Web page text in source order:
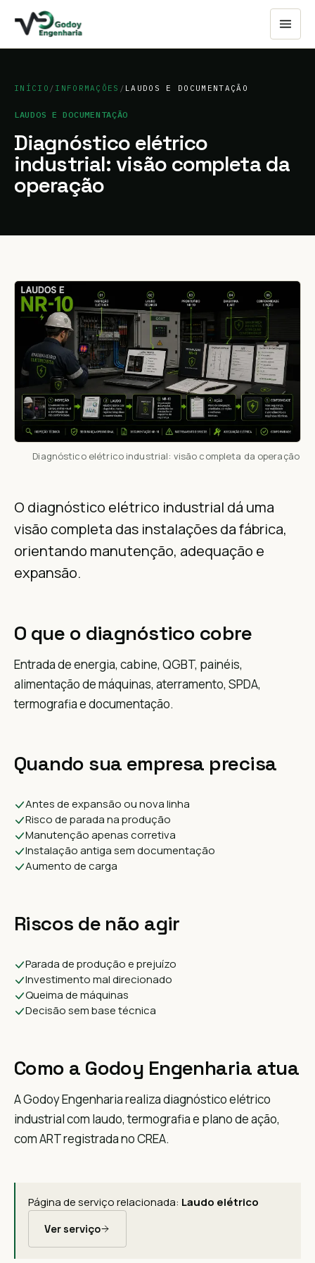
INÍCIO / INFORMAÇÕES / LAUDOS E DOCUMENTAÇÃO
LAUDOS E DOCUMENTAÇÃO
Diagnóstico elétrico
industrial: visão completa da
operação
Diagnóstico elétrico industrial: visão completa da operação
O diagnóstico elétrico industrial dá uma
visão completa das instalações da fábrica,
orientando manutenção, adequação e
expansão.
O que o diagnóstico cobre
Entrada de energia, cabine, QGBT, painéis,
alimentação de máquinas, aterramento, SPDA,
termografia e documentação.
Quando sua empresa precisa
Antes de expansão ou nova linha
Risco de parada na produção
Manutenção apenas corretiva
Instalação antiga sem documentação
Aumento de carga
Riscos de não agir
Parada de produção e prejuízo
Investimento mal direcionado
Queima de máquinas
Decisão sem base técnica
Como a Godoy Engenharia atua
A Godoy Engenharia realiza diagnóstico elétrico
industrial com laudo, termografia e plano de ação,
com ART registrada no CREA.
Página de serviço relacionada: Laudo elétrico
Ver serviço